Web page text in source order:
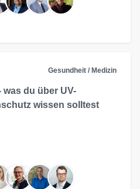
Gesundheit / Medizin
was du über UV-
wissen solltest